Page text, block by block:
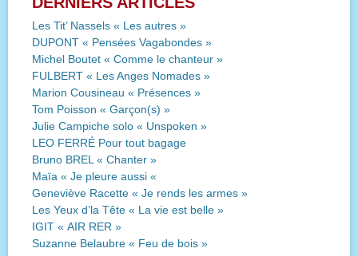
Les Tit’ Nassels « Les autres »
DUPONT « Pensées Vagabondes »
Michel Boutet « Comme le chanteur »
FULBERT « Les Anges Nomades »
Marion Cousineau « Présences »
Tom Poisson « Garçon(s) »
Julie Campiche solo « Unspoken »
LEO FERRÉ Pour tout bagage
Bruno BREL « Chanter »
Maïa « Je pleure aussi «
Geneviève Racette « Je rends les armes »
Les Yeux d’la Tête « La vie est belle »
IGIT « AIR RER »
Suzanne Belaubre « Feu de bois »